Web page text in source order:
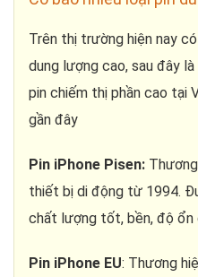
Trên thị trường hiện nay
dung lượng cao, sau đây
pin chiếm thị phần cao tại
gần đây
Pin iPhone Pisen:
thiết bị di động từ 1994.
chất lượng tốt, bền, độ ổn
Pin iPhone EU: Thương